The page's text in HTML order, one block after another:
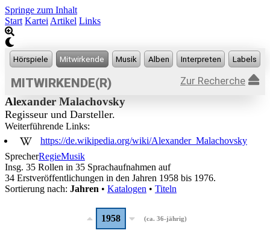
Springe zum Inhalt
Start Kartei Artikel Links
MITWIRKENDE(R) Zur Recherche
Alexander Malachovsky
Regisseur und Darsteller.
Weiterführende Links:
https://de.wikipedia.org/wiki/Alexander_Malachovsky
SprecherRegieMusik
Insg. 35 Rollen in 35 Sprachaufnahmen auf
34 Erstveröffentlichungen in den Jahren 1958 bis 1976.
Sortierung nach: Jahren • Katalogen • Titeln
1958 (ca. 36-jährig)